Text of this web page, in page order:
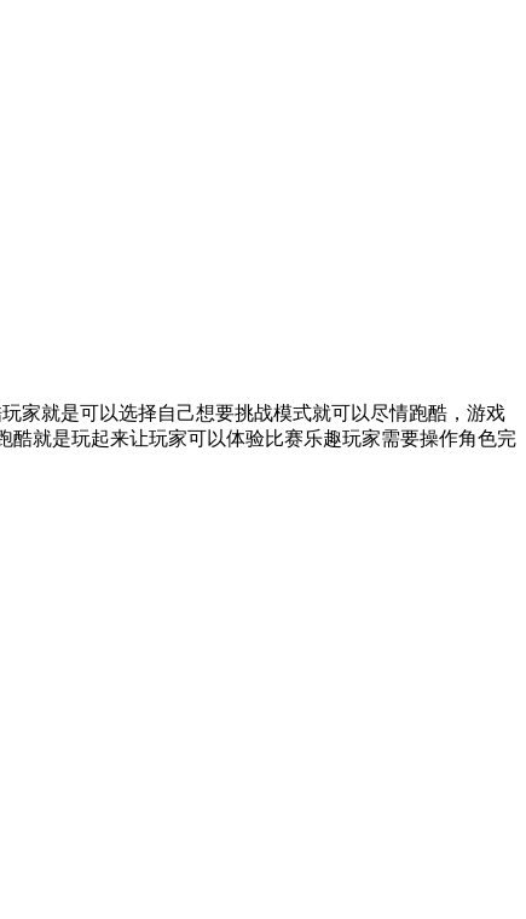
就是可以选择自己想要挑战模式就可以尽情跑酷，游戏
就是玩起来让玩家可以体验比赛乐趣玩家需要操作角色完